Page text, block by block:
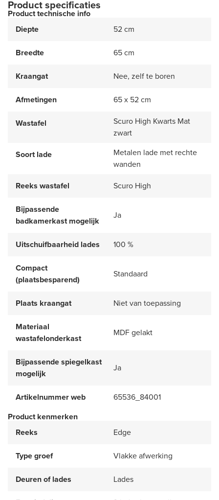
Product specificaties
Product technische info
Diepte
52 cm
Breedte 65 cm
Kraangat Nee, zelf te boren
Afmetingen 65 x 52 cm
Wastafel
Scuro High Kwarts Mat
zwart
Soort lade
Metalen lade met rechte
wanden
Reeks wastafel
Scuro High
Bijpassende
badkamerkast mogelijk
Ja
Uitschuifbaarheid lades 100 %
Compact
(plaatsbesparend)
Standaard
Plaats kraangat Niet van toepassing
Materiaal
wastafelonderkast
MDF gelakt
Bijpassende spiegelkast
mogelijk
Ja
Artikelnummer web
65536_84001
Product kenmerken
Reeks
Edge
Type groef Vlakke afwerking
Deuren of lades Lades